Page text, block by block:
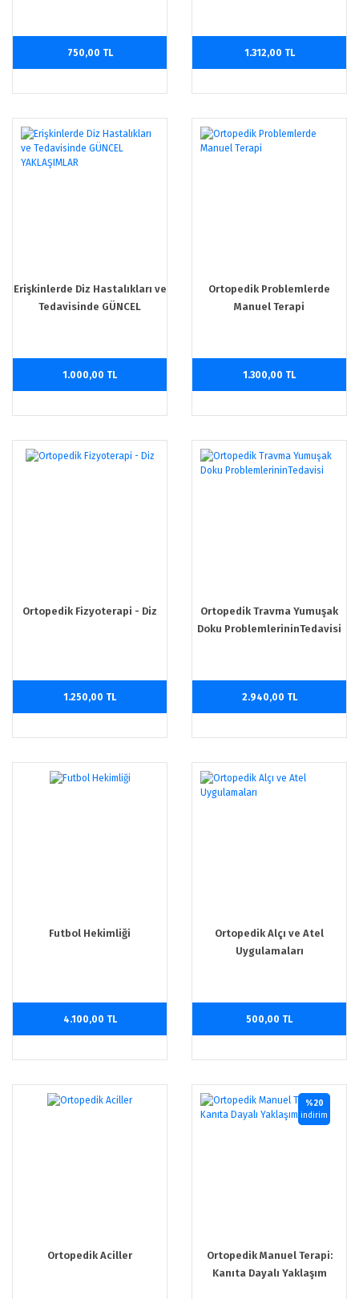
750,00 TL 1.312,00 TL
Erişkinlerde Diz Hastalıkları ve
Tedavisinde GÜNCEL
1.000,00 TL
Ortopedik Problemlerde
Manuel Terapi
1.300,00 TL
Ortopedik Fizyoterapi - Diz
1.250,00 TL
Ortopedik Travma Yumuşak
Doku ProblemlerininTedavisi
2.940,00 TL
Futbol Hekimliği
4.100,00 TL
Ortopedik Alçı ve Atel
Uygulamaları
500,00 TL
Ortopedik Aciller
Ortopedik Manuel Terapi:
Kanıta Dayalı Yaklaşım
%20
indirim